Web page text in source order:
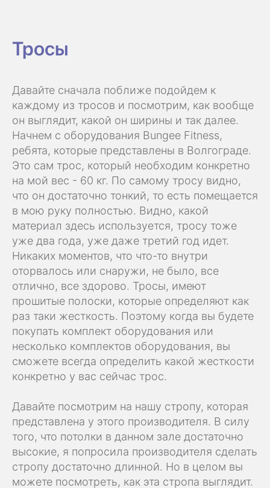
Тросы
Давайте сначала поближе подойдем к
каждому из тросов и посмотрим, как вообще
он выглядит, какой он ширины и так далее.
Начнем с оборудования Bungee Fitness,
ребята, которые представлены в Волгограде.
Это сам трос, который необходим конкретно
на мой вес - 60 кг. По самому тросу видно,
что он достаточно тонкий, то есть помещается
в мою руку полностью. Видно, какой
материал здесь используется, тросу тоже
уже два года, уже даже третий год идет.
Никаких моментов, что что-то внутри
оторвалось или снаружи, не было, все
отлично, все здорово. Тросы, имеют
прошитые полоски, которые определяют как
раз таки жесткость. Поэтому когда вы будете
покупать комплект оборудования или
несколько комплектов оборудования, вы
сможете всегда определить какой жесткости
конкретно у вас сейчас трос.
Давайте посмотрим на нашу стропу, которая
представлена у этого производителя. В силу
того, что потолки в данном зале достаточно
высокие, я попросила производителя сделать
стропу достаточно длинной. Но в целом вы
можете посмотреть, как эта стропа выглядит.